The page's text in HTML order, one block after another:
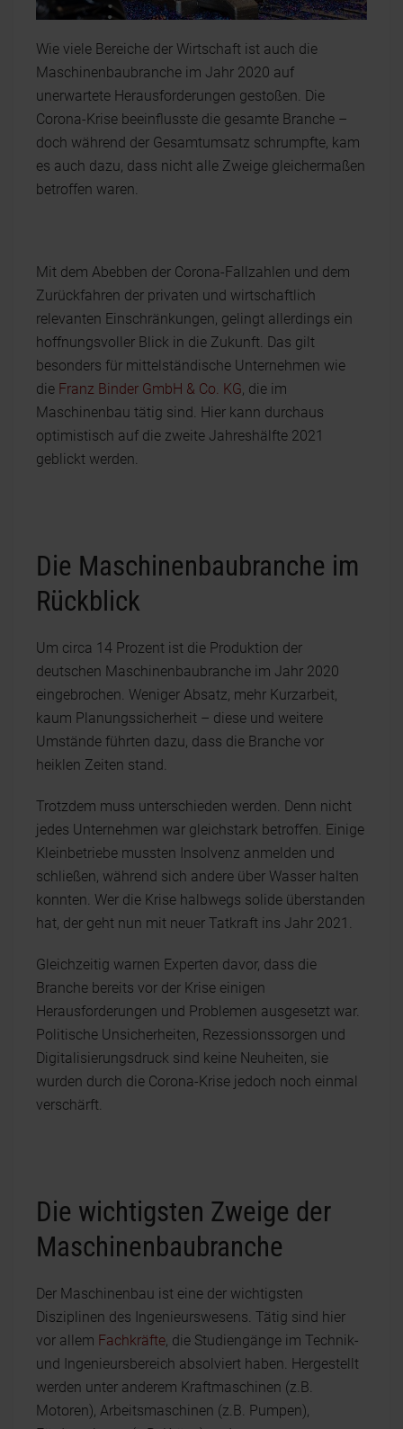
Wie viele Bereiche der Wirtschaft ist auch die
Maschinenbaubranche im Jahr 2020 auf
unerwartete Herausforderungen gestoßen. Die
Corona-Krise beeinflusste die gesamte Branche –
doch während der Gesamtumsatz schrumpfte, kam
es auch dazu, dass nicht alle Zweige gleichermaßen
betroffen waren.
Mit dem Abebben der Corona-Fallzahlen und dem
Zurückfahren der privaten und wirtschaftlich
relevanten Einschränkungen, gelingt allerdings ein
hoffnungsvoller Blick in die Zukunft. Das gilt
besonders für mittelständische Unternehmen wie
die Franz Binder GmbH & Co. KG, die im
Maschinenbau tätig sind. Hier kann durchaus
optimistisch auf die zweite Jahreshälfte 2021
geblickt werden.
Die Maschinenbaubranche im
Rückblick
Um circa 14 Prozent ist die Produktion der
deutschen Maschinenbaubranche im Jahr 2020
eingebrochen. Weniger Absatz, mehr Kurzarbeit,
kaum Planungssicherheit – diese und weitere
Umstände führten dazu, dass die Branche vor
heiklen Zeiten stand.
Trotzdem muss unterschieden werden. Denn nicht
jedes Unternehmen war gleichstark betroffen. Einige
Kleinbetriebe mussten Insolvenz anmelden und
schließen, während sich andere über Wasser halten
konnten. Wer die Krise halbwegs solide überstanden
hat, der geht nun mit neuer Tatkraft ins Jahr 2021.
Gleichzeitig warnen Experten davor, dass die
Branche bereits vor der Krise einigen
Herausforderungen und Problemen ausgesetzt war.
Politische Unsicherheiten, Rezessionssorgen und
Digitalisierungsdruck sind keine Neuheiten, sie
wurden durch die Corona-Krise jedoch noch einmal
verschärft.
Die wichtigsten Zweige der
Maschinenbaubranche
Der Maschinenbau ist eine der wichtigsten
Disziplinen des Ingenieurswesens. Tätig sind hier
vor allem Fachkräfte, die Studiengänge im Technik-
und Ingenieursbereich absolviert haben. Hergestellt
werden unter anderem Kraftmaschinen (z.B.
Motoren), Arbeitsmaschinen (z.B. Pumpen),